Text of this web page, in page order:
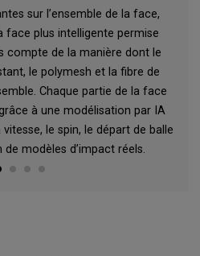
sur l’ensemble de la face,
face plus intelligente permise
compte de la manière dont le
le polymesh et la fibre de
Chaque partie de la face
à une modélisation par IA
le spin, le départ de balle
modèles d’impact réels.